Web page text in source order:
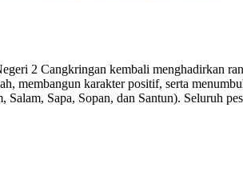
2 Cangkringan kembali menghadirkan
membangun karakter positif, serta
Sapa, Sopan, dan Santun). Seluruh